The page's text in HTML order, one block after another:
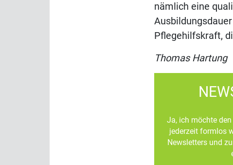
nämlich eine
Pflegehilfskraft,
Thomas Hartung
Ja, ich möchte
jederzeit formlos
Newsletters und